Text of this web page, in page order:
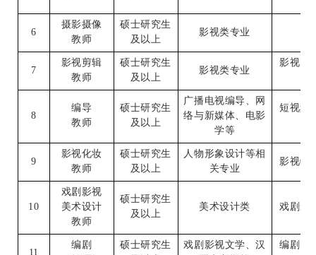
6
摄影摄像
教师
硕士研究生
及以上
影视类专业
7
影视剪辑
教师
硕士研究生
及以上
影视类专业
影视剪
8
编导
教师
硕士研究生
及以上
广播电视编导
网
络与新媒体、 电影
学等
短视频
9
影视化妆
教师
硕士研究生
及以上
人物形象设计等相
关专业
影视特
10
戏剧影视
美术设计
教师
硕士研究生
及以上
美术设计类 戏剧影
11
编剧
硕士研究生
戏剧影视文学 、汉
编剧